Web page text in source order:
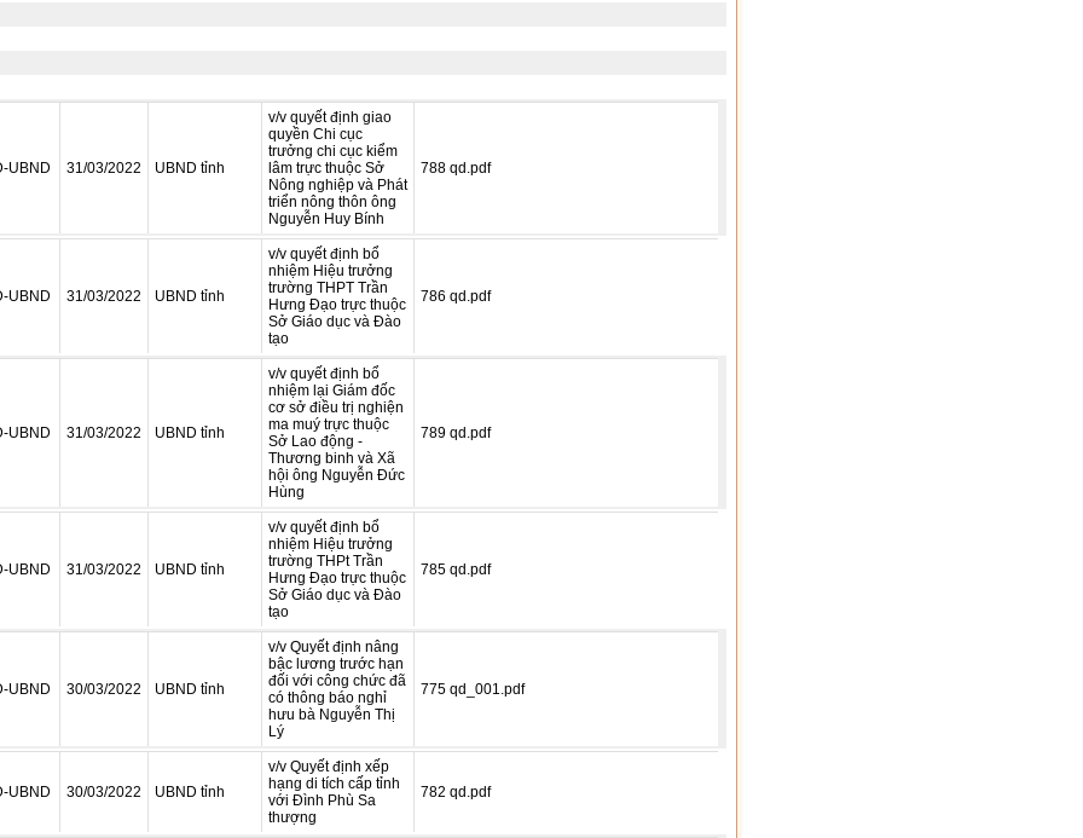
UBND 31/03/2022 UBND tỉnh
v/v quyết định giao
quyền Chi cục
trưởng chi cục kiểm
lâm trực thuộc Sở
Nông nghiệp và Phát
triển nông thôn ông
Nguyễn Huy Bính
788 qd.pdf
UBND 31/03/2022 UBND tỉnh
v/v quyết định bổ
nhiệm Hiệu trưởng
trường THPT Trần
Hưng Đạo trực thuộc
Sở Giáo dục và Đào
tạo
786 qd.pdf
UBND 31/03/2022 UBND tỉnh
v/v quyết định bổ
nhiệm lại Giám đốc
cơ sở điều trị nghiện
ma muý trực thuộc
Sở Lao động -
Thương binh và Xã
hội ông Nguyễn Đức
Hùng
789 qd.pdf
UBND 31/03/2022 UBND tỉnh
v/v quyết định bổ
nhiệm Hiệu trưởng
trường THPt Trần
Hưng Đạo trực thuộc
Sở Giáo dục và Đào
tạo
785 qd.pdf
UBND 30/03/2022 UBND tỉnh
v/v Quyết định nâng
bậc lương trước hạn
đối với công chức đã
có thông báo nghỉ
hưu bà Nguyễn Thị
Lý
775 qd_001.pdf
UBND 30/03/2022 UBND tỉnh
v/v Quyết định xếp
hạng di tích cấp tỉnh
với Đình Phù Sa
thượng
782 qd.pdf